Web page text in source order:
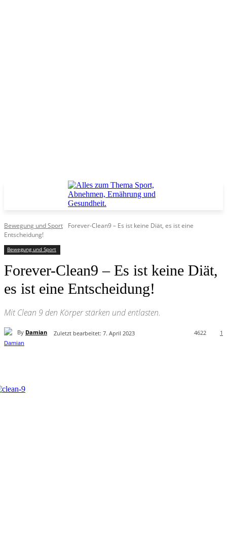
Bewegung und Sport
Forever-Clean9 – Es ist keine Diät, es ist eine
Entscheidung!
Bewegung und Sport
Forever-Clean9 – Es ist keine Diät,
es ist eine Entscheidung!
Mit Clean 9 den Körper stärken und entlasten.
By Damian Zuletzt bearbeitet: 7. April 2023 1
4622